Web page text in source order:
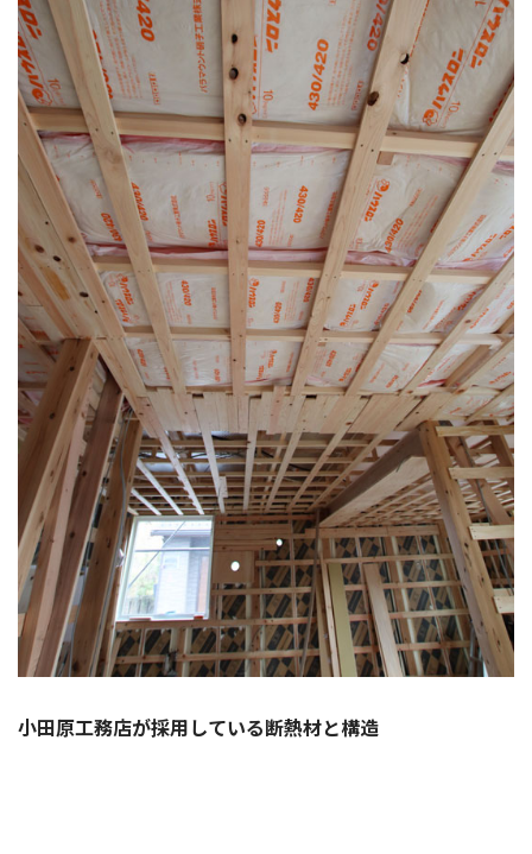
小田原工務店が採用している断熱材と構造